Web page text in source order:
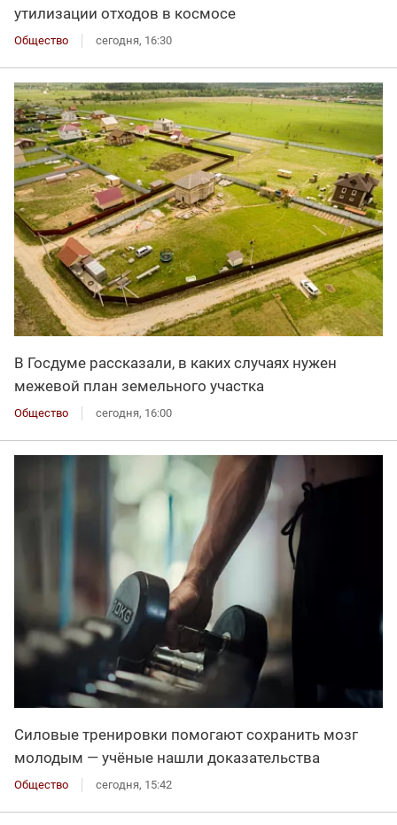
утилизации отходов в космосе
Общество сегодня, 16:30
В Госдуме рассказали, в каких случаях нужен
межевой план земельного участка
Общество сегодня, 16:00
Силовые тренировки помогают сохранить мозг
молодым — учёные нашли доказательства
Общество сегодня, 15:42